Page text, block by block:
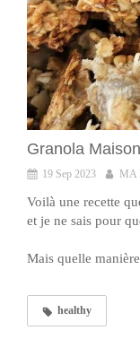
Granola
19 Sep 2023 MA
Voilà une recette
et je ne sais pour
Mais quelle
healthy